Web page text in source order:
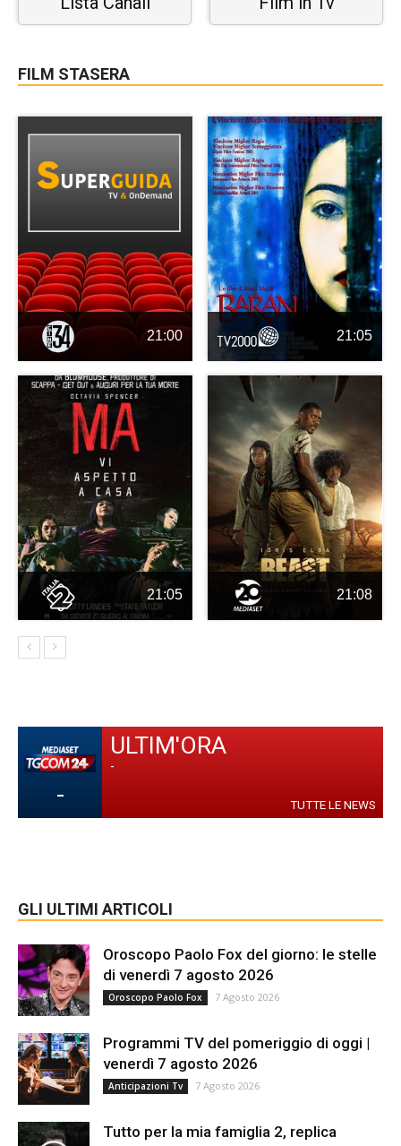
FILM STASERA
21:00 21:05
21:05 21:08
-
ULTIM'ORA
-
TUTTE LE NEWS
GLI ULTIMI ARTICOLI
Oroscopo Paolo Fox del giorno: le stelle
di venerdì 7 agosto 2026
Oroscopo Paolo Fox 7 Agosto 2026
Programmi TV del pomeriggio di oggi |
venerdì 7 agosto 2026
Anticipazioni Tv 7 Agosto 2026
Tutto per la mia famiglia 2, replica